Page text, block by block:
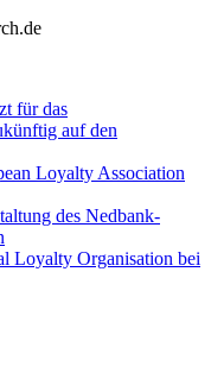
für das
auf den
Loyalty Association
des Nedbank-
Loyalty Organisation bei